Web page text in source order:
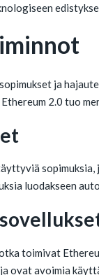
ja
2.0 tuo
luodakseen
toimivat
ovat avoimia